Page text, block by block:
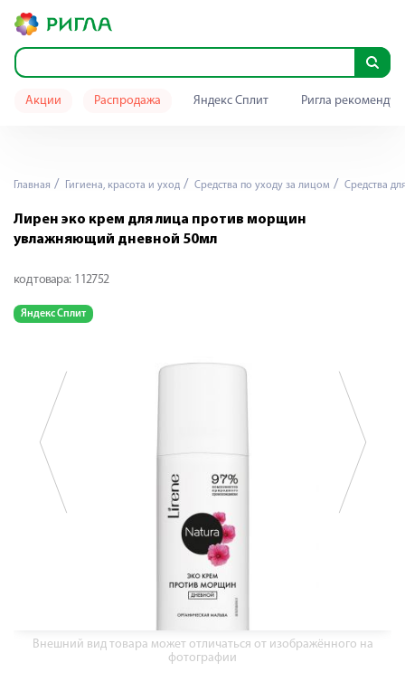
Акции Распродажа Яндекс Сплит Ригла
Главная Гигиена, красота и уход Средства по уходу за лицом Средства
Лирен эко крем для лица против морщин
увлажняющий дневной 50мл
код товара: 112752
Яндекс Сплит
Внешний вид товара может отличаться от изображённого на
фотографии